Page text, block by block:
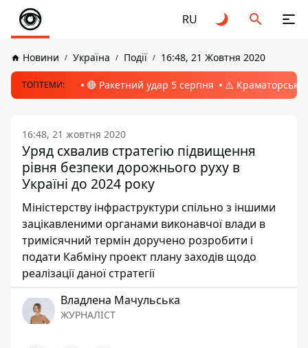
RU
Новини Україна Події 16:48, 21 Жовтня 2020
ТОПТЕМИ: 🔴 Ракетний удар 5 серпня ⚠️ Краматорськ,
16:48, 21 жовтня 2020
Уряд схвалив стратегію підвищення
рівня безпеки дорожнього руху в
Україні до 2024 року
Міністерству інфраструктури спільно з іншими
зацікавленими органами виконавчої влади в
тримісячний термін доручено розробити і
подати Кабміну проект плану заходів щодо
реалізації даної стратегії
Владлена Мачульська
ЖУРНАЛІСТ